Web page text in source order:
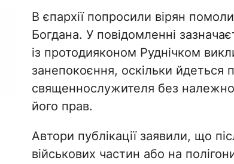
В єпархії попросили вірян
Богдана. У повідомленні
із протодияконом Руднічком
занепокоєння, оскільки йдеться
священнослужителя без
його прав.
Автори публікації заявили, що
військових частин або на